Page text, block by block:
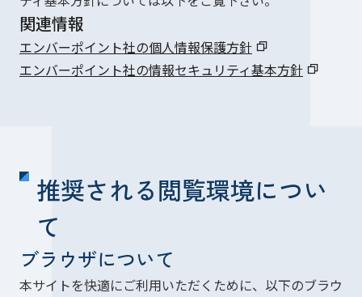
関連情報
エンバーポイント社の個人情報保護方針
エンバーポイント社の情報セキュリティ基本方針
推奨される閲覧環境につい
て
ブラウザについて
本サイトを快適にご利用いただくために、以下のブラウ